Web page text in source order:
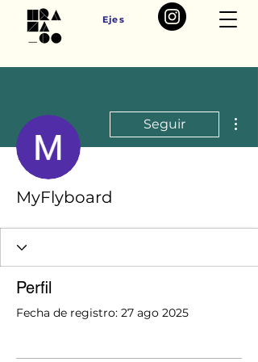
Ejes
Seguir
MyFlyboard
Perfil
Fecha de registro: 27 ago 2025